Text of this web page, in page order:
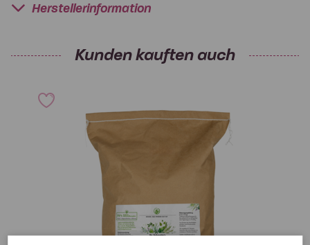
Herstellerinformation
Kunden kauften auch